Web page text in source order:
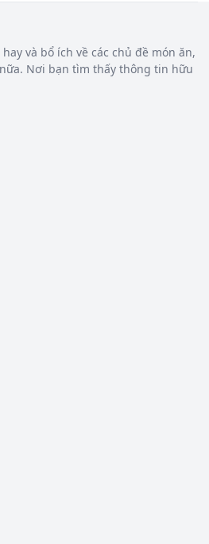
và bổ ích về các chủ đề món ăn,
Nơi bạn tìm thấy thông tin hữu